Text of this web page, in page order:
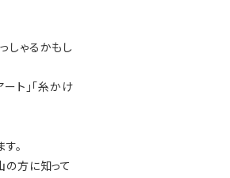
しゃるかもし
ト」「糸かけ
。
方に知って